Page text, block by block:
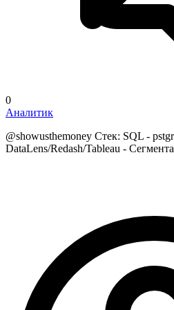
0
Аналитик
@showusthemoney Стек: SQL -
DataLens/Redash/Tableau -